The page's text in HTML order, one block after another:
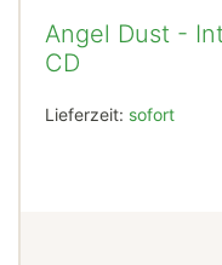
Angel Dust -
CD
Lieferzeit: sofort